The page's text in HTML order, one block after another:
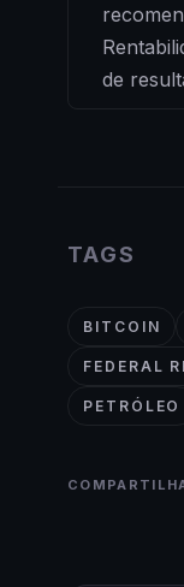
de
TAGS
BITCOIN
FEDERAL
PETRÓLEO